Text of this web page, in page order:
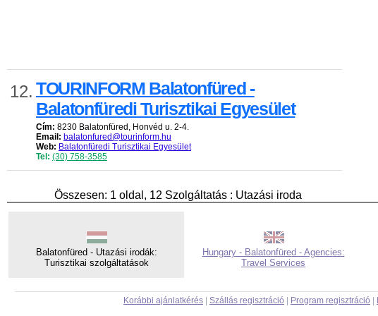
12. TOURINFORM Balatonfüred -
Balatonfüredi Turisztikai Egyesület
Cím: 8230 Balatonfüred, Honvéd u. 2-4.
Email: balatonfured@tourinform.hu
Web: Balatonfüredi Turisztikai Egyesület
Tel: (30) 758-3585
Összesen: 1 oldal, 12 Szolgáltatás : Utazási iroda
Balatonfüred - Utazási irodák:
Turisztikai szolgáltatások
Hungary - Balatonfüred - Agencies:
Travel Services
Korábbi ajánlatkérés Szállás regisztráció Program regisztráció